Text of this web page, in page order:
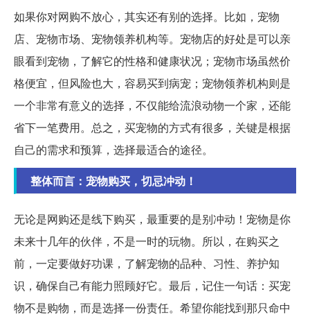
如果你对网购不放心，其实还有别的选择。比如，宠物
店、宠物市场、宠物领养机构等。宠物店的好处是可以亲
眼看到宠物，了解它的性格和健康状况；宠物市场虽然价
格便宜，但风险也大，容易买到病宠；宠物领养机构则是
一个非常有意义的选择，不仅能给流浪动物一个家，还能
省下一笔费用。总之，买宠物的方式有很多，关键是根据
自己的需求和预算，选择最适合的途径。
整体而言：宠物购买，切忌冲动！
无论是网购还是线下购买，最重要的是别冲动！宠物是你
未来十几年的伙伴，不是一时的玩物。所以，在购买之
前，一定要做好功课，了解宠物的品种、习性、养护知
识，确保自己有能力照顾好它。最后，记住一句话：买宠
物不是购物，而是选择一份责任。希望你能找到那只命中